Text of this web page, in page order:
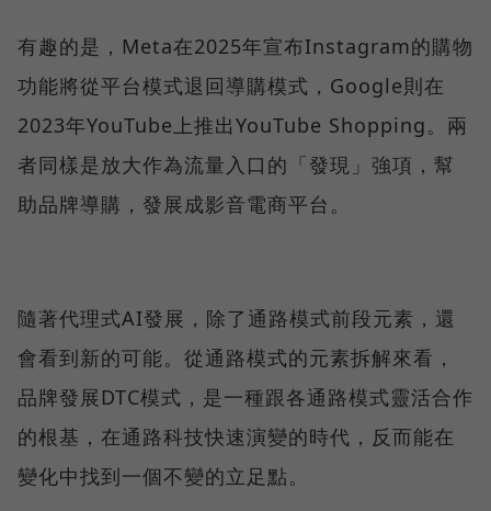
有趣的是，Meta在2025年宣布Instagram的購物
功能將從平台模式退回導購模式，Google則在
2023年YouTube上推出YouTube Shopping。兩
者同樣是放大作為流量入口的「發現」強項，幫
助品牌導購，發展成影音電商平台。
隨著代理式AI發展，除了通路模式前段元素，還
會看到新的可能。從通路模式的元素拆解來看，
品牌發展DTC模式，是一種跟各通路模式靈活合作
的根基，在通路科技快速演變的時代，反而能在
變化中找到一個不變的立足點。